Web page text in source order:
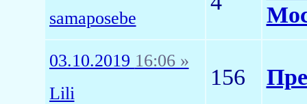
samaposebe
03.10.2019 16:06 »
Lili
156